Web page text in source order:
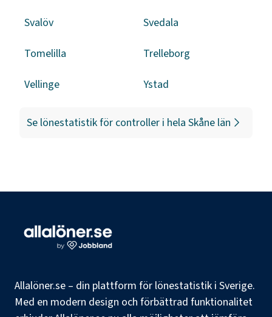
Svalöv Svedala
Tomelilla Trelleborg
Vellinge Ystad
Se lönestatistik för controller i hela Skåne län
Allalöner.se – din plattform för lönestatistik i Sverige.
Med en modern design och förbättrad funktionalitet